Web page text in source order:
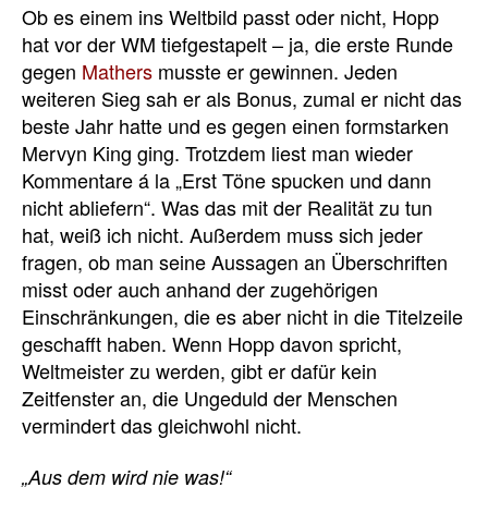
Ob es einem ins Weltbild passt oder nicht, Hopp
hat vor der WM tiefgestapelt – ja, die erste Runde
gegen Mathers musste er gewinnen. Jeden
weiteren Sieg sah er als Bonus, zumal er nicht das
beste Jahr hatte und es gegen einen formstarken
Mervyn King ging. Trotzdem liest man wieder
Kommentare á la „Erst Töne spucken und dann
nicht abliefern“. Was das mit der Realität zu tun
hat, weiß ich nicht. Außerdem muss sich jeder
fragen, ob man seine Aussagen an Überschriften
misst oder auch anhand der zugehörigen
Einschränkungen, die es aber nicht in die Titelzeile
geschafft haben. Wenn Hopp davon spricht,
Weltmeister zu werden, gibt er dafür kein
Zeitfenster an, die Ungeduld der Menschen
vermindert das gleichwohl nicht.
„Aus dem wird nie was!“